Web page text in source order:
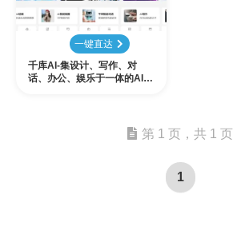
一键直达
千库AI-集设计、写作、对
话、办公、娱乐于一体的AI创
第 1 页，共 1 页
1